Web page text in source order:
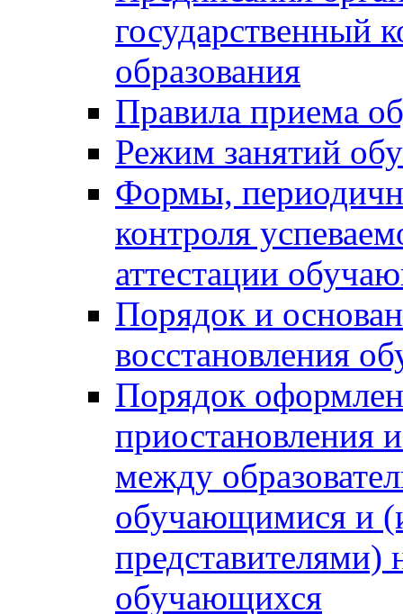
государственный
образования
Правила приема
Режим занятий
Формы,
контроля
аттестации
Порядок и
восстановления
Порядок
приостановления
между
обучающимися и
представителями)
обучающихся